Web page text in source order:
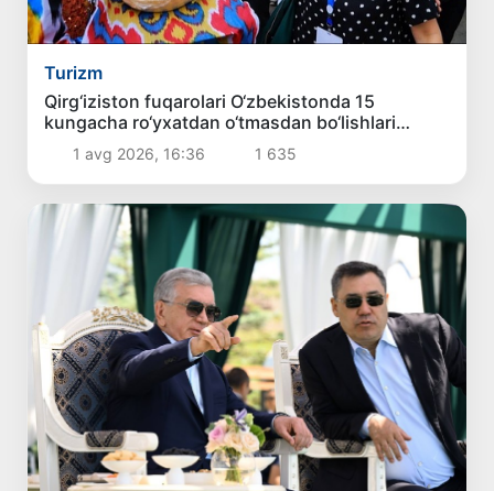
Turizm
Qirg‘iziston fuqarolari O‘zbekistonda 15
kungacha ro‘yxatdan o‘tmasdan bo‘lishlari
1 avg 2026, 16:36 1 635